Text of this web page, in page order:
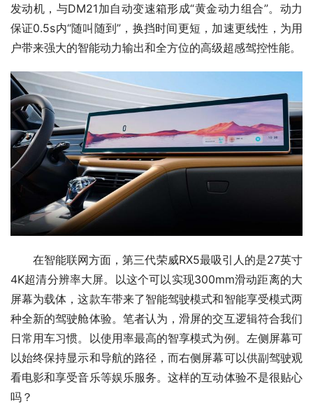
发动机，与DM21加自动变速箱形成“黄金动力组合”。动力
保证0.5s内“随叫随到”，换挡时间更短，加速更线性，为用
户带来强大的智能动力输出和全方位的高级超感驾控性能。
在智能联网方面，第三代荣威RX5最吸引人的是27英寸
4K超清分辨率大屏。以这个可以实现300mm滑动距离的大
屏幕为载体，这款车带来了智能驾驶模式和智能享受模式两
种全新的驾驶舱体验。笔者认为，滑屏的交互逻辑符合我们
日常用车习惯。以使用率最高的智享模式为例。左侧屏幕可
以始终保持显示和导航的路径，而右侧屏幕可以供副驾驶观
看电影和享受音乐等娱乐服务。这样的互动体验不是很贴心
吗？